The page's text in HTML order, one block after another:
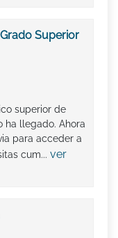
Superior
superior de
ha llegado. Ahora
para acceder a
cum... ver